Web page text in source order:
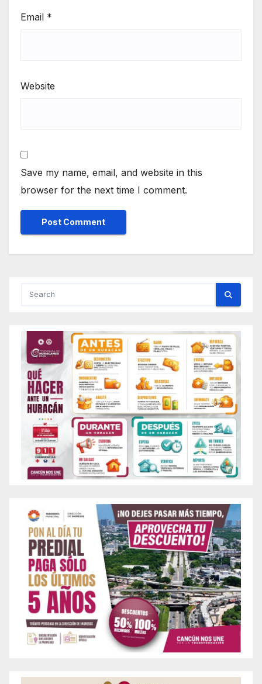
Email *
Website
Save my name, email, and website in this
browser for the next time I comment.